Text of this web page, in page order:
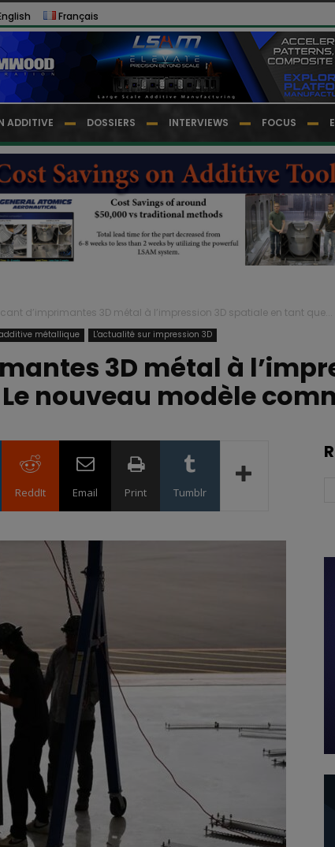
Français
ADDITIVE DOSSIERS INTERVIEWS FOCUS
d’imprimantes 3D métal à l’impression 3D spatiale en tant que...
métallique L'actualité sur impression 3D
3D métal à
nouveau modèle
ReddIt Email Print Tumblr